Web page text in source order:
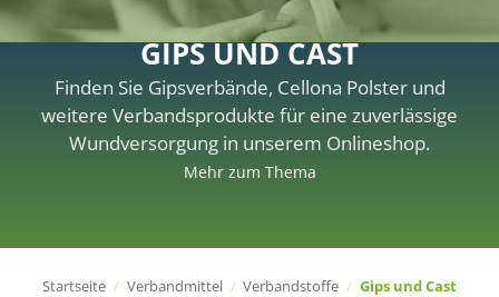
GIPS UND CAST
Finden Sie Gipsverbände, Cellona Polster und
weitere Verbandsprodukte für eine zuverlässige
Wundversorgung in unserem Onlineshop.
Mehr zum Thema
Startseite / Verbandmittel / Verbandstoffe / Gips und Cast